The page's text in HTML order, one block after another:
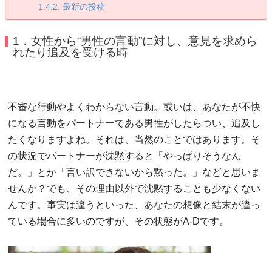
最新の投稿
1．女性から“男性の言動”に対し、意見を求めら
れたり追及を受ける時
不審な行動やよくわからない言動。或いは、あなたが不快
になる言動をパートナーである男性がしたらつい、追及し
たくなりますよね。それは、当然のことではあります。そ
の状況でパートナーが沈黙すると「やっぱりそうなん
だ。」とか「言い訳できないから黙った。」などと思いま
せんか？でも、その理由以外で沈黙することも少なくない
んです。事実は違うといった、あなたの想像と結末が違っ
ている場合に多いのですが、その状態がA-Dです。